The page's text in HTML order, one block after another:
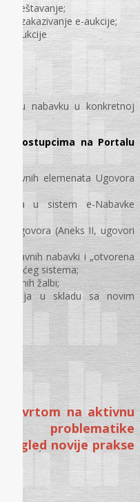
zakazivanje e-aukcije;
e-aukcije
nabavku u konkretnoj
o postupcima na Portalu
elemenata Ugovora
u sistem e-Nabavke
Ugovora (Aneks II, ugovori
javnih nabavki i „otvorena
sistema;
žalbi;
u skladu sa novim
osvrtom na aktivnu
problematike
novije prakse